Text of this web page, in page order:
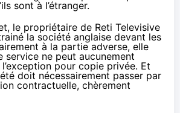
sont à l’étranger.
le propriétaire de Reti Televisive
la société anglaise devant les
à la partie adverse, elle
service ne peut aucunement
l’exception pour copie privée. Et
doit nécessairement passer par
contractuelle, chèrement